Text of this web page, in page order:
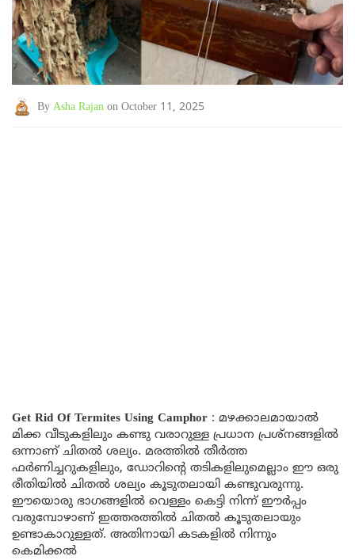
By Asha Rajan on October 11, 2025
Get Rid Of Termites Using Camphor : മഴക്കാലമായാൽ
മിക്ക വീടുകളിലും കണ്ടു വരാറുള്ള പ്രധാന പ്രശ്നങ്ങളിൽ
ഒന്നാണ് ചിതൽ ശല്യം. മരത്തിൽ തീർത്ത
ഫർണിച്ചറുകളിലും, ഡോറിന്റെ തടികളിലുമെല്ലാം ഈ ഒരു
രീതിയിൽ ചിതൽ ശല്യം കൂടുതലായി കണ്ടുവരുന്നു.
ഈയൊരു ഭാഗങ്ങളിൽ വെള്ളം കെട്ടി നിന്ന് ഈർപ്പം
വരുമ്പോഴാണ് ഇത്തരത്തിൽ ചിതൽ കൂടുതലായും
ഉണ്ടാകാറുള്ളത്. അതിനായി കടകളിൽ നിന്നും
കെമിക്കൽ